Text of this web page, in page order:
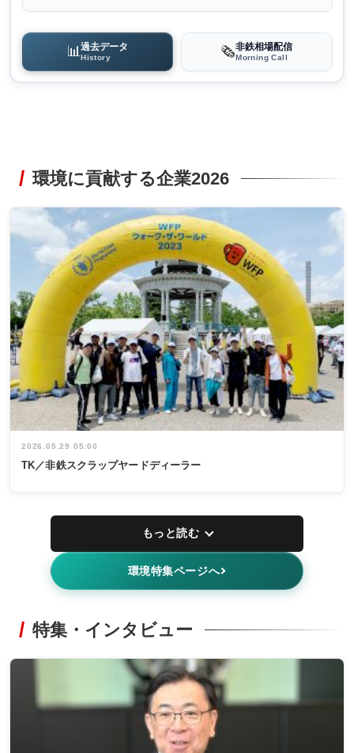
📊過去データ
History 🗞️非鉄相場配信
Morning Call
環境に貢献する企業2026
2026.05.29 05:00
TK／非鉄スクラップヤードディーラー
もっと読む
環境特集ページへ
特集・インタビュー